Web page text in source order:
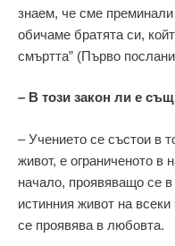
знаем, че сме
обичаме братята си,
смъртта” (Първо
– В този закон ли е
– Учението се състои в
живот, е ограниченото в
начало, проявяващо се
истинния живот на
се проявява в любовта.